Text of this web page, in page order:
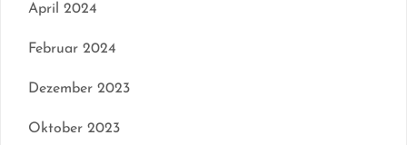
April 2024
Februar 2024
Dezember 2023
Oktober 2023